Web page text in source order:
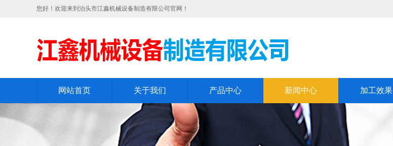
您好！欢迎来到泊头市江鑫机械设备制造有限公司官网！
网站首页 关于我们 产品中心 新闻中心 加工效果